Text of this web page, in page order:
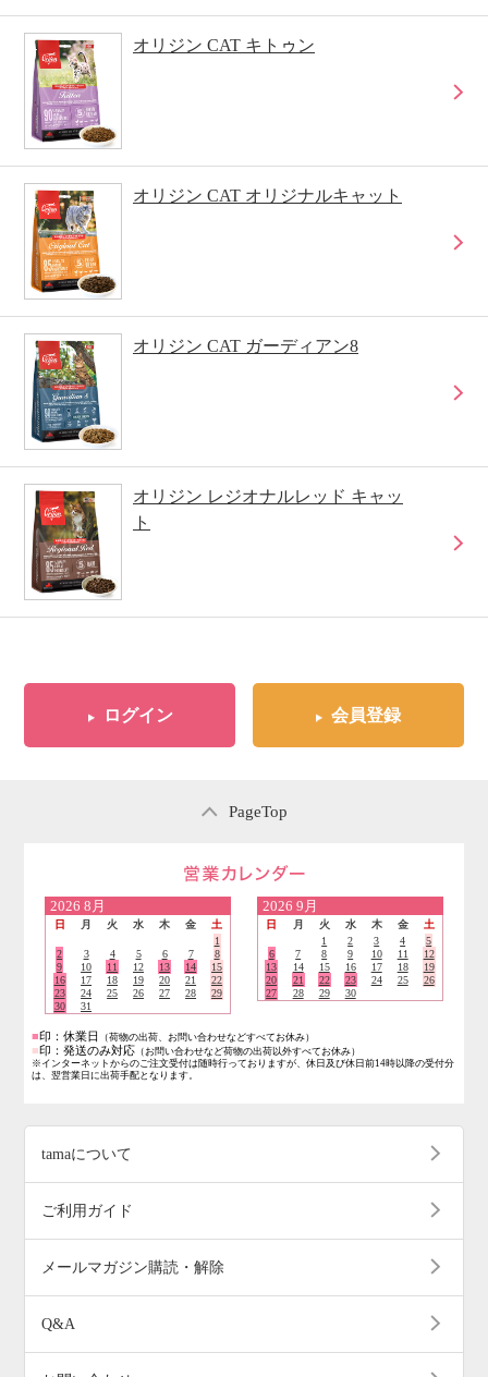
オリジン CAT キトゥン
オリジン CAT オリジナルキャット
オリジン CAT ガーディアン8
オリジン レジオナルレッド キャッ
ト
ログイン 会員登録
PageTop
営業日のご案内
2026 8月
日 月 火 水 木 金
土
1
2
3 4 5 6 7
8
9
10 11 12 13 14
15
16
17 18 19 20 21
22
23
24 25 26 27 28
29
30
31
2026 9月
日 月 火 水 木 金
土
1
2 3 4
5
6
7 8 9 10 11
12
13
14 15 16 17 18
19
20
21 22 23 24 25
26
27
28 29 30
■印：休業日 （荷物の出荷、お問い合わせなどすべてお休み）
■印：発送のみ対応 （お問い合わせなど荷物の出荷以外すべてお休み）
※インターネットからのご注文受付は随時行っておりますが、休日及び休日前14時以降の受付分
は、翌営業日に出荷手配となります。
tamaについて
ご利用ガイド
メールマガジン購読・解除
Q&A